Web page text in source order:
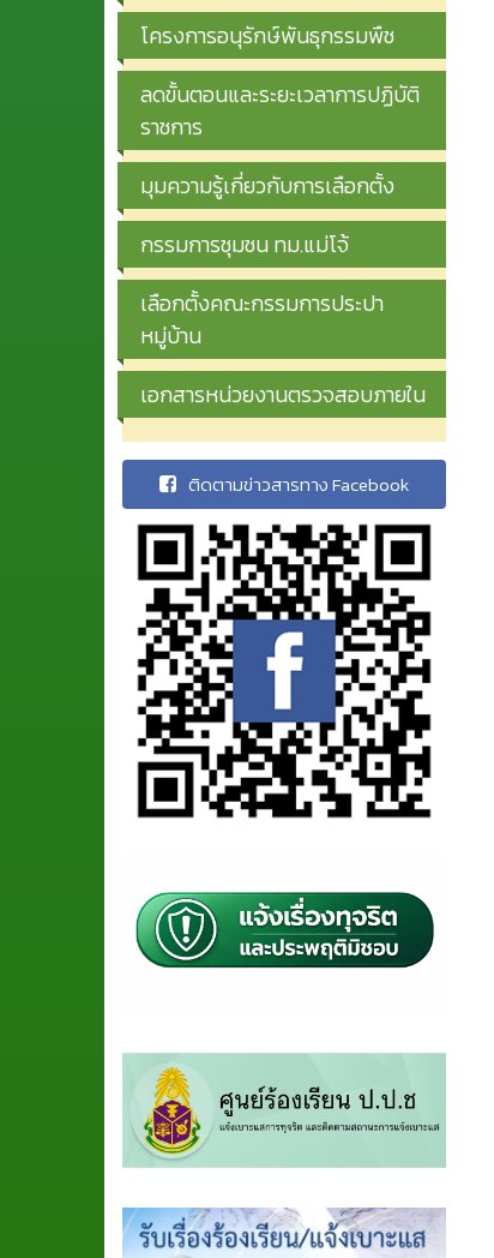
โครงการอนุรักษ์พันธุกรรมพืช
ลดขั้นตอนและระยะเวลาการปฏิบัติ
ราชการ
มุมความรู้เกี่ยวกับการเลือกตั้ง
กรรมการชุมชน ทม.แม่โจ้
เลือกตั้งคณะกรรมการประปา
หมู่บ้าน
เอกสารหน่วยงานตรวจสอบภายใน
ติดตามข่าวสารทาง Facebook